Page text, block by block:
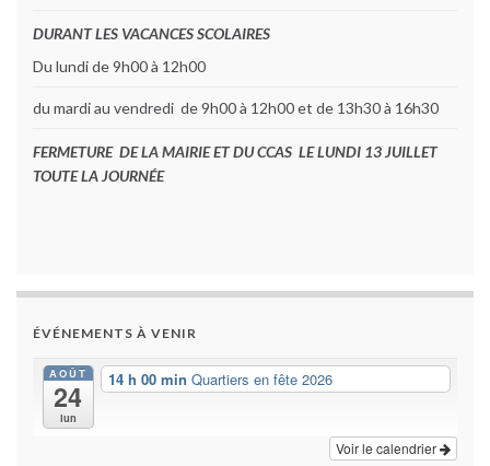
DURANT LES VACANCES SCOLAIRES
Du lundi de 9h00 à 12h00
du mardi au vendredi de 9h00 à 12h00 et de 13h30 à 16h30
FERMETURE DE LA MAIRIE ET DU CCAS LE LUNDI 13 JUILLET
TOUTE LA JOURNÉE
ÉVÉNEMENTS À VENIR
AOÛT
24
lun
14 h 00 min Quartiers en fête 2026
Voir le calendrier